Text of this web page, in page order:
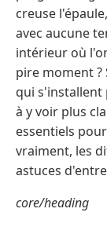
creuse
avec aucune
intérieur où
pire moment ?
qui s'installent
à y voir plus
essentiels
vraiment, les
astuces
core/heading